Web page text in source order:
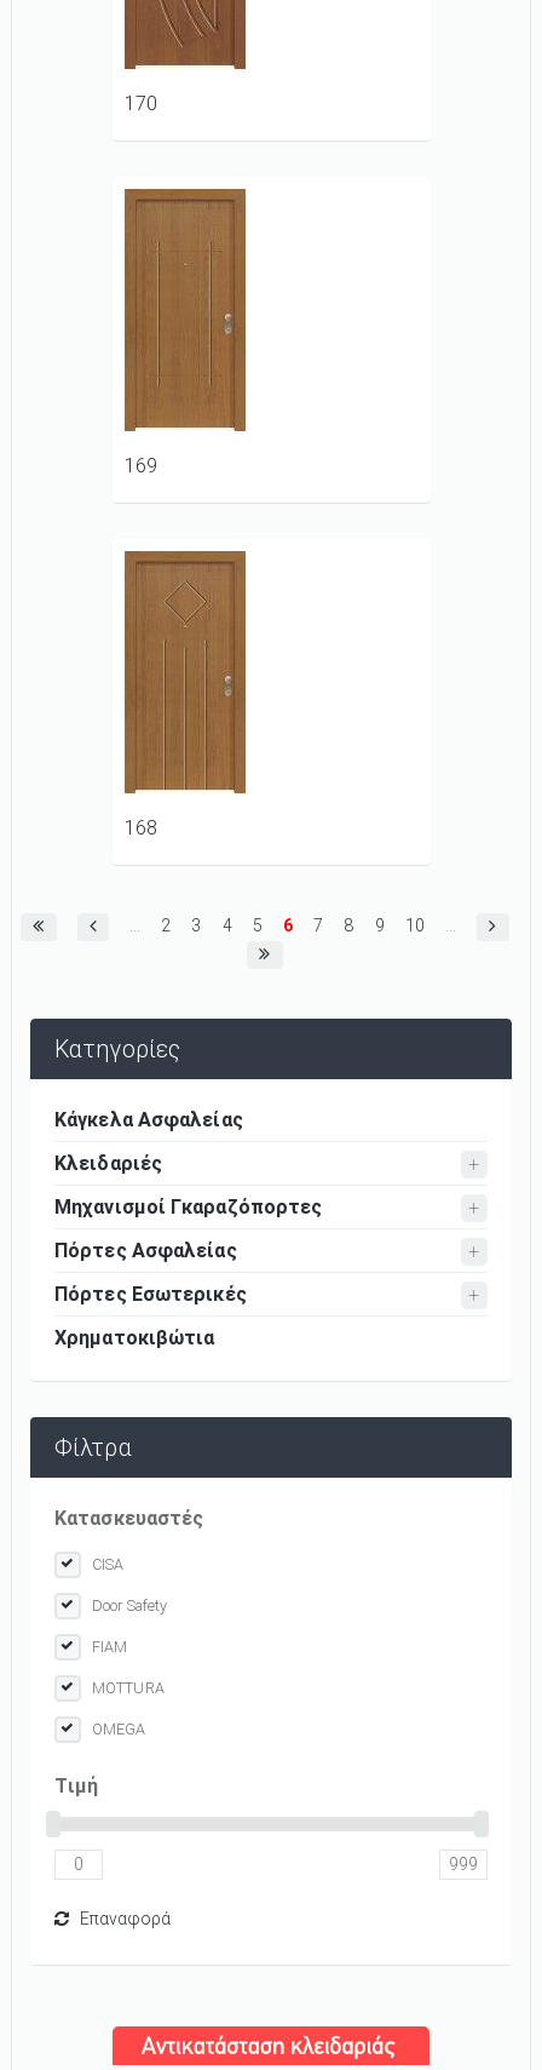
170
169
168
Σελίδες 2 3 4 5 6 7 8 9 10
Κατηγορίες
Κάγκελα Ασφαλείας
Κλειδαριές
Μηχανισμοί Γκαραζόπορτες
Πόρτες Ασφαλείας
Πόρτες Εσωτερικές
Χρηματοκιβώτια
Φίλτρα
Κατασκευαστές
CISA
Door Safety
FIAM
MOTTURA
OMEGA
Tιμή